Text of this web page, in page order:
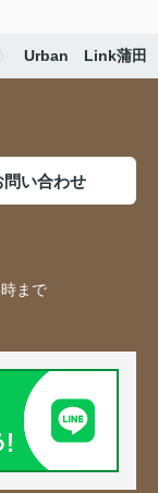
Urban Link蒲田
問い合わせ
まで